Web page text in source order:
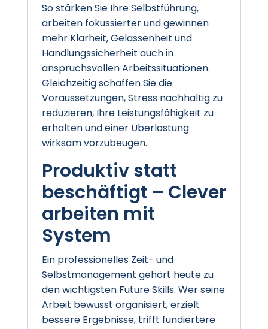
So stärken Sie Ihre Selbstführung,
arbeiten fokussierter und gewinnen
mehr Klarheit, Gelassenheit und
Handlungssicherheit auch in
anspruchsvollen Arbeitssituationen.
Gleichzeitig schaffen Sie die
Voraussetzungen, Stress nachhaltig zu
reduzieren, Ihre Leistungsfähigkeit zu
erhalten und einer Überlastung
wirksam vorzubeugen.
Produktiv statt
beschäftigt – Clever
arbeiten mit
System
Ein professionelles Zeit- und
Selbstmanagement gehört heute zu
den wichtigsten Future Skills. Wer seine
Arbeit bewusst organisiert, erzielt
bessere Ergebnisse, trifft fundiertere